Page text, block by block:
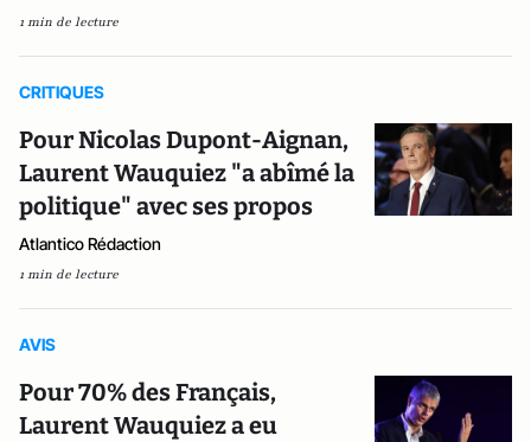
1 min de lecture
CRITIQUES
Pour Nicolas Dupont-Aignan,
Laurent Wauquiez "a abîmé la
politique" avec ses propos
Atlantico Rédaction
1 min de lecture
AVIS
Pour 70% des Français,
Laurent Wauquiez a eu